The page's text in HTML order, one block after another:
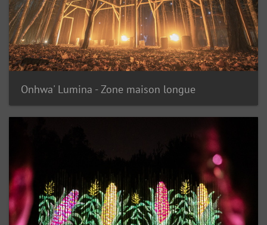
Onhwa' Lumina - Zone maison longue